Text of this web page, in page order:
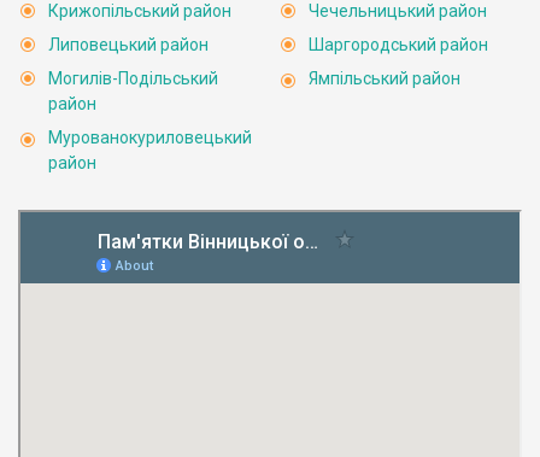
Крижопільський район
Липовецький район
Могилів-Подільський
район
Мурованокуриловецький
район
Чечельницький район
Шаргородський район
Ямпільський район